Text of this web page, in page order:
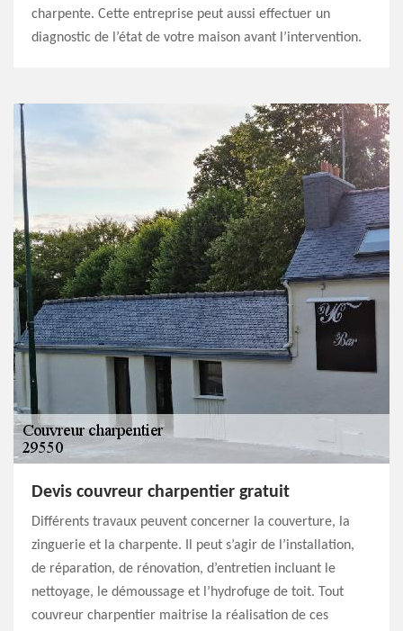
charpente. Cette entreprise peut aussi effectuer un
diagnostic de l’état de votre maison avant l’intervention.
Devis couvreur charpentier gratuit
Différents travaux peuvent concerner la couverture, la
zinguerie et la charpente. Il peut s’agir de l’installation,
de réparation, de rénovation, d’entretien incluant le
nettoyage, le démoussage et l’hydrofuge de toit. Tout
couvreur charpentier maitrise la réalisation de ces